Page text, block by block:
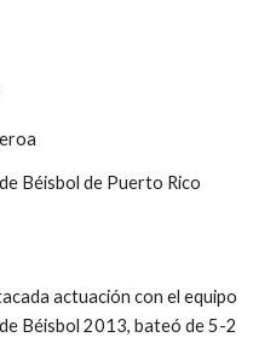
Béisbol de Puerto Rico
actuación con el equipo
Béisbol 2013, bateó de 5-2